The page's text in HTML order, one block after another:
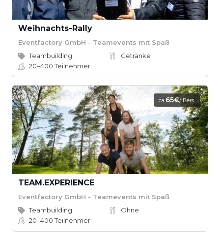
Weihnachts-Rally
Eventfactory GmbH - Teamevents mit Spaß
Teambuilding
Getränke
20–400Teilnehmer
ca.65€/ Pers.
TEAM.EXPERIENCE
Eventfactory GmbH - Teamevents mit Spaß
Teambuilding
Ohne
20–400Teilnehmer